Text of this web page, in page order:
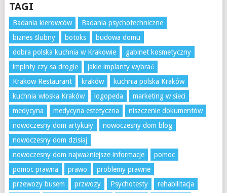
TAGI
Badania kierowców
Badania psychotechniczne
biznes ślubny
botoks
budowa domu
dobra polska kuchnia w Krakowie
gabinet kosmetyczny
implnty czy sa drogie
jakie implanty wybrać
Krakow Restaurant
kraków
kuchnia polska Kraków
kuchnia włoska Kraków
logopeda
marketing w sieci
medycyna
medycyna estetyczna
niszczenie dokumentów
nowoczesny dom artykuły
nowoczesny dom blog
nowoczesny dom dzisiaj
nowoczesny dom najważniejsze informacje
pomoc
pomoc prawna
prawo
problemy prawne
przewozy busem
przwozy Psychotesty rehabilitacja